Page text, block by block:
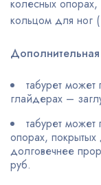
колесных
кольцом для ног
табурет может
глайдерах –
табурет может
опорах,
долговечнее
руб.